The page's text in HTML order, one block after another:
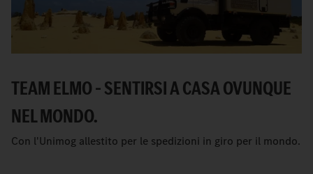
TEAM ELMO – SENTIRSI A CASA OVUNQUE
NEL MONDO.
Con l'Unimog allestito per le spedizioni in giro per il mondo.